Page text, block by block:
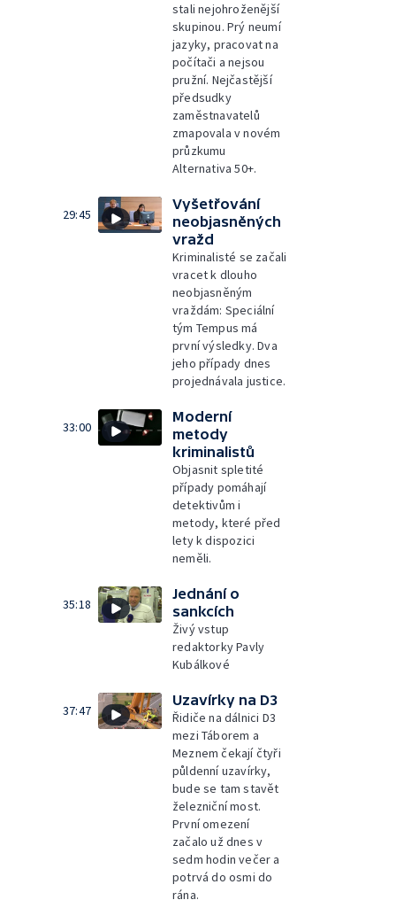
stali nejohroženější
skupinou. Prý neumí
jazyky, pracovat na
počítači a nejsou
pružní. Nejčastější
předsudky
zaměstnavatelů
zmapovala v novém
průzkumu
Alternativa 50+.
29:45
Vyšetřování
neobjasněných
vražd
Kriminalisté se začali
vracet k dlouho
neobjasněným
vraždám: Speciální
tým Tempus má
první výsledky. Dva
jeho případy dnes
projednávala justice.
33:00
Moderní
metody
kriminalistů
Objasnit spletité
případy pomáhají
detektivům i
metody, které před
lety k dispozici
neměli.
35:18
Jednání o
sankcích
Živý vstup
redaktorky Pavly
Kubálkové
37:47
Uzavírky na D3
Řidiče na dálnici D3
mezi Táborem a
Meznem čekají čtyři
půldenní uzavírky,
bude se tam stavět
železniční most.
První omezení
začalo už dnes v
sedm hodin večer a
potrvá do osmi do
rána.